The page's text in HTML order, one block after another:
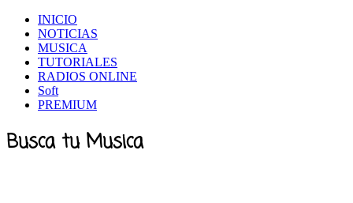
INICIO
NOTICIAS
MUSICA
TUTORIALES
RADIOS ONLINE
Soft
PREMIUM
Busca tu Musica